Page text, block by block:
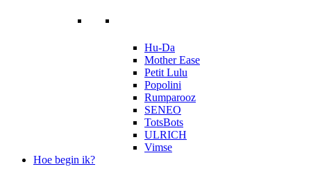
Hu-Da
Mother Ease
Petit Lulu
Popolini
Rumparooz
SENEO
TotsBots
ULRICH
Vimse
Hoe begin ik?